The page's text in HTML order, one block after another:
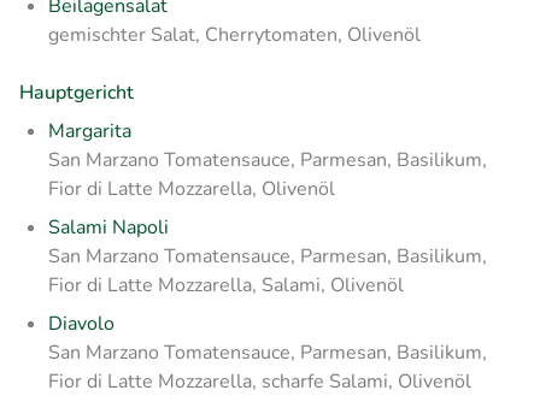
Beilagensalat
gemischter Salat, Cherrytomaten, Olivenöl
Hauptgericht
Margarita
San Marzano Tomatensauce, Parmesan, Basilikum,
Fior di Latte Mozzarella, Olivenöl
Salami Napoli
San Marzano Tomatensauce, Parmesan, Basilikum,
Fior di Latte Mozzarella, Salami, Olivenöl
Diavolo
San Marzano Tomatensauce, Parmesan, Basilikum,
Fior di Latte Mozzarella, scharfe Salami, Olivenöl